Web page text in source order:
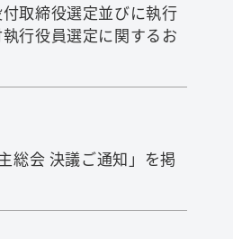
取締役選定並びに執行
行役員選定に関するお
総会 決議ご通知」を掲